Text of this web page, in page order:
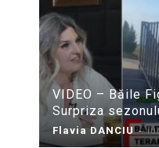
VIDEO – Băile
Surpriza
Flavia DANCIU -